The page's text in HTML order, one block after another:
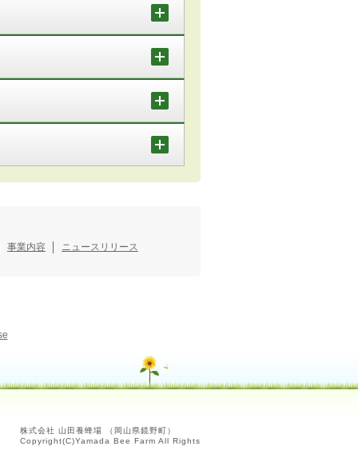
事業内容
ニュースリリース
株式会社 山田養蜂場 （岡山県鏡野町）
Copyright(C)Yamada Bee Farm All Rights